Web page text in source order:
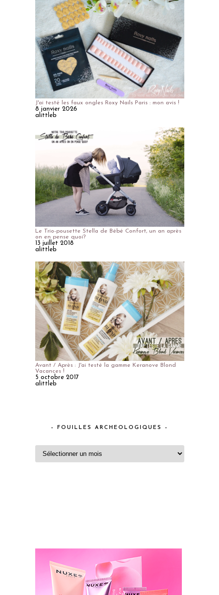
J'ai testé les faux ongles Roxy Nails Paris : mon avis !
8 janvier 2026
alittleb
Le Trio-pousette Stella de Bébé Confort, un an après
on en pense quoi?
13 juillet 2018
alittleb
Avant / Après : J'ai testé la gamme Keranove Blond
Vacances !
5 octobre 2017
alittleb
– FOUILLES ARCHEOLOGIQUES –